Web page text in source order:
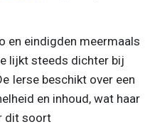
en eindigden meermaals
lijkt steeds dichter bij
Ierse beschikt over een
en inhoud, wat haar
dit soort